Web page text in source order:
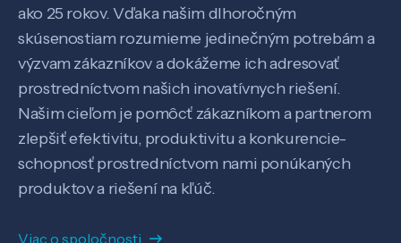
Veda a výskum
Pôsobenie
ako 25 rokov. Vďaka našim dlhoročným
skúsenostiam rozumieme jedinečným potrebám a
výzvam zákazníkov a dokážeme ich adresovať
prostredníctvom našich inovatívnych riešení.
Našim cieľom je pomôcť zákazníkom a partnerom
zlepšiť efektivitu, produktivitu a konkurencie-
schopnosť prostredníctvom nami ponúkaných
produktov a riešení na kľúč.
Viac o spoločnosti